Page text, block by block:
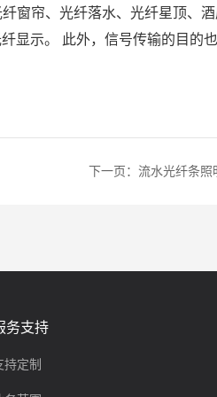
窗帘、光纤落水、光纤星顶、酒
显示。 此外，信号传输的目的也
下一页： 流水光纤条
务支持
持定制